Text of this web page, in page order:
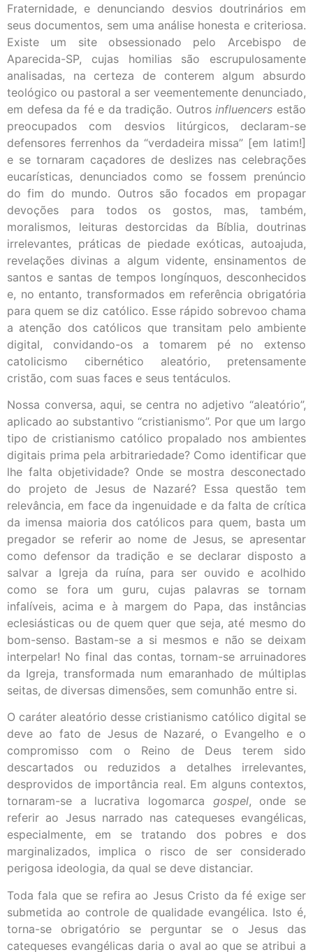
Fraternidade, e denunciando desvios doutrinários em
seus documentos, sem uma análise honesta e criteriosa.
Existe um site obsessionado pelo Arcebispo de
Aparecida-SP, cujas homilias são escrupulosamente
analisadas, na certeza de conterem algum absurdo
teológico ou pastoral a ser veementemente denunciado,
em defesa da fé e da tradição. Outrosinfluencers estão
preocupados com desvios litúrgicos, declaram-se
defensores ferrenhos da “verdadeira missa” [em latim!]
e se tornaram caçadores de deslizes nas celebrações
eucarísticas, denunciados como se fossem prenúncio
do fim do mundo. Outros são focados em propagar
devoções para todos os gostos, mas, também,
moralismos, leituras destorcidas da Bíblia, doutrinas
irrelevantes, práticas de piedade exóticas, autoajuda,
revelações divinas a algum vidente, ensinamentos de
santos e santas de tempos longínquos, desconhecidos
e, no entanto, transformados em referência obrigatória
para quem se diz católico. Esse rápido sobrevoo chama
a atenção dos católicos que transitam pelo ambiente
digital, convidando-os a tomarem pé no extenso
catolicismo cibernético aleatório, pretensamente
cristão, com suas faces e seus tentáculos.
Nossa conversa, aqui, se centra no adjetivo “aleatório”,
aplicado ao substantivo “cristianismo”. Por que um largo
tipo de cristianismo católico propalado nos ambientes
digitais prima pela arbitrariedade? Como identificar que
lhe falta objetividade? Onde se mostra desconectado
do projeto de Jesus de Nazaré? Essa questão tem
relevância, em face da ingenuidade e da falta de crítica
da imensa maioria dos católicos para quem, basta um
pregador se referir ao nome de Jesus, se apresentar
como defensor da tradição e se declarar disposto a
salvar a Igreja da ruína, para ser ouvido e acolhido
como se fora um guru, cujas palavras se tornam
infalíveis, acima e à margem do Papa, das instâncias
eclesiásticas ou de quem quer que seja, até mesmo do
bom-senso. Bastam-se a si mesmos e não se deixam
interpelar! No final das contas, tornam-se arruinadores
da Igreja, transformada num emaranhado de múltiplas
seitas, de diversas dimensões, sem comunhão entre si.
O caráter aleatório desse cristianismo católico digital se
deve ao fato de Jesus de Nazaré, o Evangelho e o
compromisso com o Reino de Deus terem sido
descartados ou reduzidos a detalhes irrelevantes,
desprovidos de importância real. Em alguns contextos,
tornaram-se a lucrativa logomarca gospel, onde se
referir ao Jesus narrado nas catequeses evangélicas,
especialmente, em se tratando dos pobres e dos
marginalizados, implica o risco de ser considerado
perigosa ideologia, da qual se deve distanciar.
Toda fala que se refira ao Jesus Cristo da fé exige ser
submetida ao controle de qualidade evangélica. Isto é,
torna-se obrigatório se perguntar se o Jesus das
catequeses evangélicas daria o aval ao que se atribui a